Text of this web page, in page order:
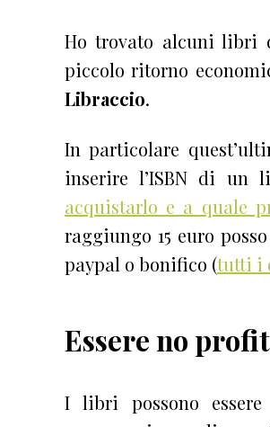
Ho trovato alcuni libri
piccolo ritorno
Libraccio.
In particolare
inserire l’ISBN di un
acquistarlo e a quale
raggiungo 15 euro
paypal o bonifico (tutti i
Essere no
I libri possono